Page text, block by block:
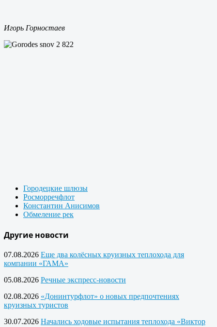
Игорь Горностаев
Городецкие шлюзы
Росморречфлот
Константин Анисимов
Обмеление рек
Другие новости
07.08.2026 Еще два колёсных круизных теплохода для
компании «ГАМА»
05.08.2026 Речные экспресс-новости
02.08.2026 «Донинтурфлот» о новых предпочтениях
круизных туристов
30.07.2026 Начались ходовые испытания теплохода «Виктор